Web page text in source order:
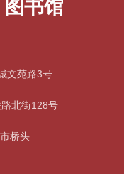
文苑路3号
北街128号
桥头